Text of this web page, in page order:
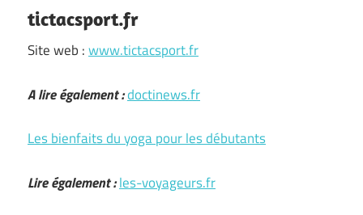
tictacsport.fr
Site web :www.tictacsport.fr
A lire également :doctinews.fr
Les bienfaits du yoga pour les débutants
Lire également :les-voyageurs.fr